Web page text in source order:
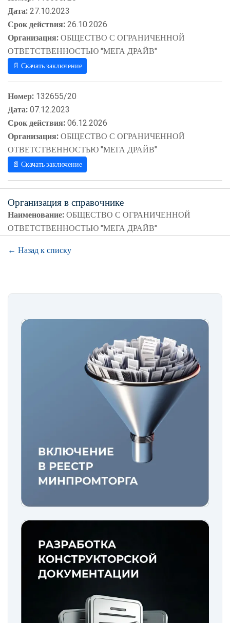
Дата:27.10.2023
Срок действия:26.10.2026
Организация:ОБЩЕСТВО С ОГРАНИЧЕННОЙ
ОТВЕТСТВЕННОСТЬЮ "МЕГА ДРАЙВ"
📄 Скачать заключение
Номер: 132655/20
Дата:07.12.2023
Срок действия:06.12.2026
Организация:ОБЩЕСТВО С ОГРАНИЧЕННОЙ
ОТВЕТСТВЕННОСТЬЮ "МЕГА ДРАЙВ"
📄 Скачать заключение
Организация в справочнике
Наименование:ОБЩЕСТВО С ОГРАНИЧЕННОЙ
ОТВЕТСТВЕННОСТЬЮ "МЕГА ДРАЙВ"
← Назад к списку